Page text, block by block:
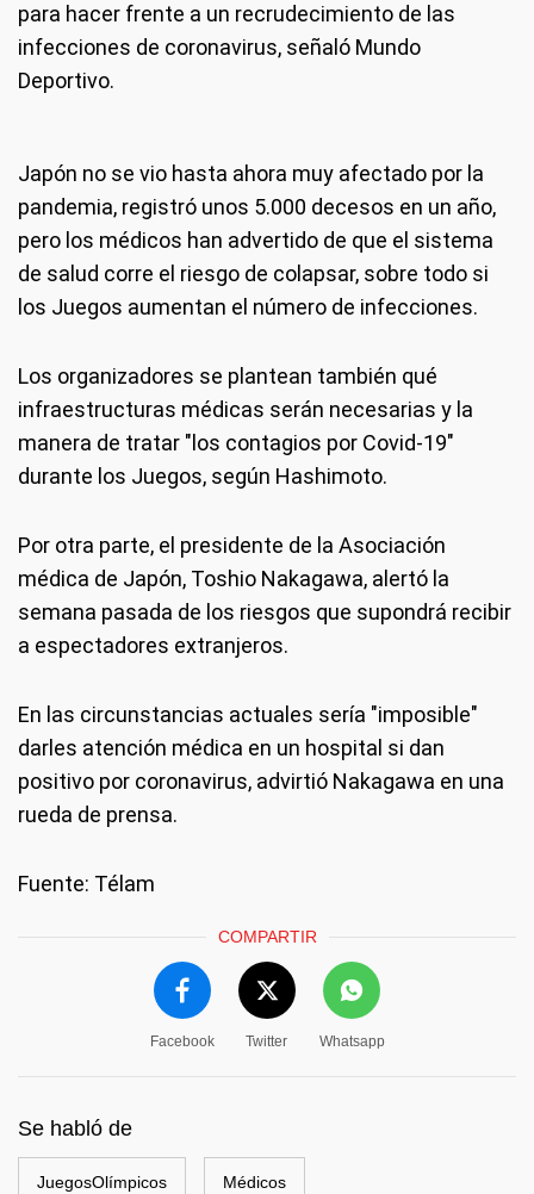
para hacer frente a un recrudecimiento de las
infecciones de coronavirus, señaló Mundo
Deportivo.
Japón no se vio hasta ahora muy afectado por la
pandemia, registró unos 5.000 decesos en un año,
pero los médicos han advertido de que el sistema
de salud corre el riesgo de colapsar, sobre todo si
los Juegos aumentan el número de infecciones.
Los organizadores se plantean también qué
infraestructuras médicas serán necesarias y la
manera de tratar "los contagios por Covid-19"
durante los Juegos, según Hashimoto.
Por otra parte, el presidente de la Asociación
médica de Japón, Toshio Nakagawa, alertó la
semana pasada de los riesgos que supondrá recibir
a espectadores extranjeros.
En las circunstancias actuales sería "imposible"
darles atención médica en un hospital si dan
positivo por coronavirus, advirtió Nakagawa en una
rueda de prensa.
Fuente: Télam
COMPARTIR
Facebook Twitter Whatsapp
Se habló de
JuegosOlímpicos Médicos